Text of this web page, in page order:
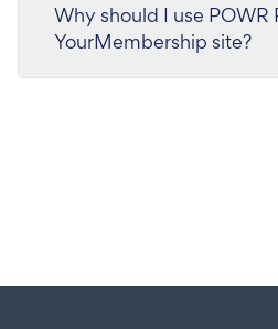
Why should I use POWR
YourMembership site?